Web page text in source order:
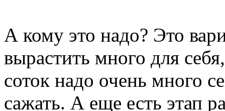
А кому это надо? Это
вырастить много для
соток надо очень много
сажать. А еще есть этап